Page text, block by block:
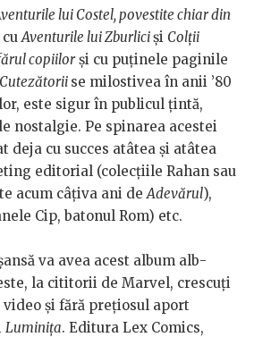
lui Costel, povestite chiar din
cuAventurile lui Zburliciși Colții
copiilorși cu puținele paginile
Cutezătorii se milostivea în anii ’80
este sigur în publicul țintă,
nostalgie. Pe spinarea acestei
deja cu succes atâtea și atâtea
editorial (colecțiile Rahan sau
acum câțiva ani deAdevărul),
Cip, batonul Rom) etc.
va avea acest album alb-
la cititorii de Marvel, crescuți
video și fără prețiosul aport
Luminița. Editura Lex Comics,